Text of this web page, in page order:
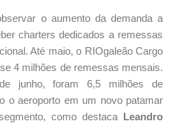
o aumento da demanda a
charters dedicados a remessas
Até maio, o RIOgaleão Cargo
4 milhões de remessas mensais.
junho, foram 6,5 milhões de
o aeroporto em um novo patamar
como destaca Leandro